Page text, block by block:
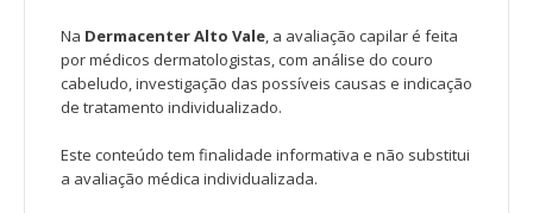
Na Dermacenter Alto Vale, a avaliação capilar é feita
por médicos dermatologistas, com análise do couro
cabeludo, investigação das possíveis causas e indicação
de tratamento individualizado.
Este conteúdo tem finalidade informativa e não substitui
a avaliação médica individualizada.